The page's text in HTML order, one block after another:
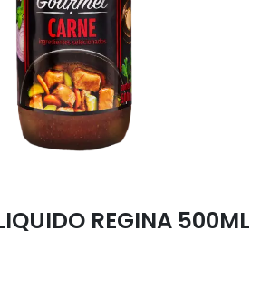
REGINA 500ML